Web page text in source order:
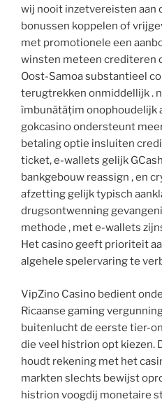
wij nooit inzetvereisten aan
bonussen koppelen of
met promotionele een
winsten meteen crediteren
Oost-Samoa substantieel
terugtrekken onmiddellijk .
îmbunătățim onophoudelijk
gokcasino ondersteunt
betaling optie insluiten
ticket, e-wallets gelijk
bankgebouw reassign , en
afzetting gelijk typisch
drugsontwenning
methode , met e-wallets
Het casino geeft prioriteit
algehele spelervaring te
VipZino Casino bedient
Ricaanse gaming
buitenlucht de eerste tier-
die veel histrion opt kiezen.
houdt rekening met het
markten slechts bewijst
histrion voogdij monetaire